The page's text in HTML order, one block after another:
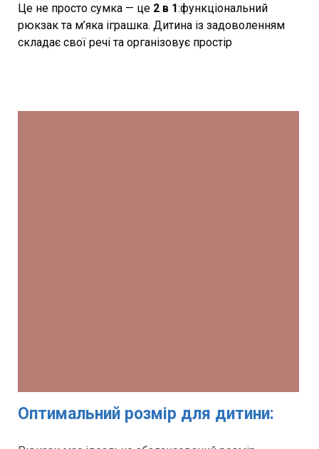
Це не просто сумка — це 2 в 1:функціональний
рюкзак та м’яка іграшка. Дитина із задоволенням
складає свої речі та організовує простір
Оптимальний розмір для дитини: